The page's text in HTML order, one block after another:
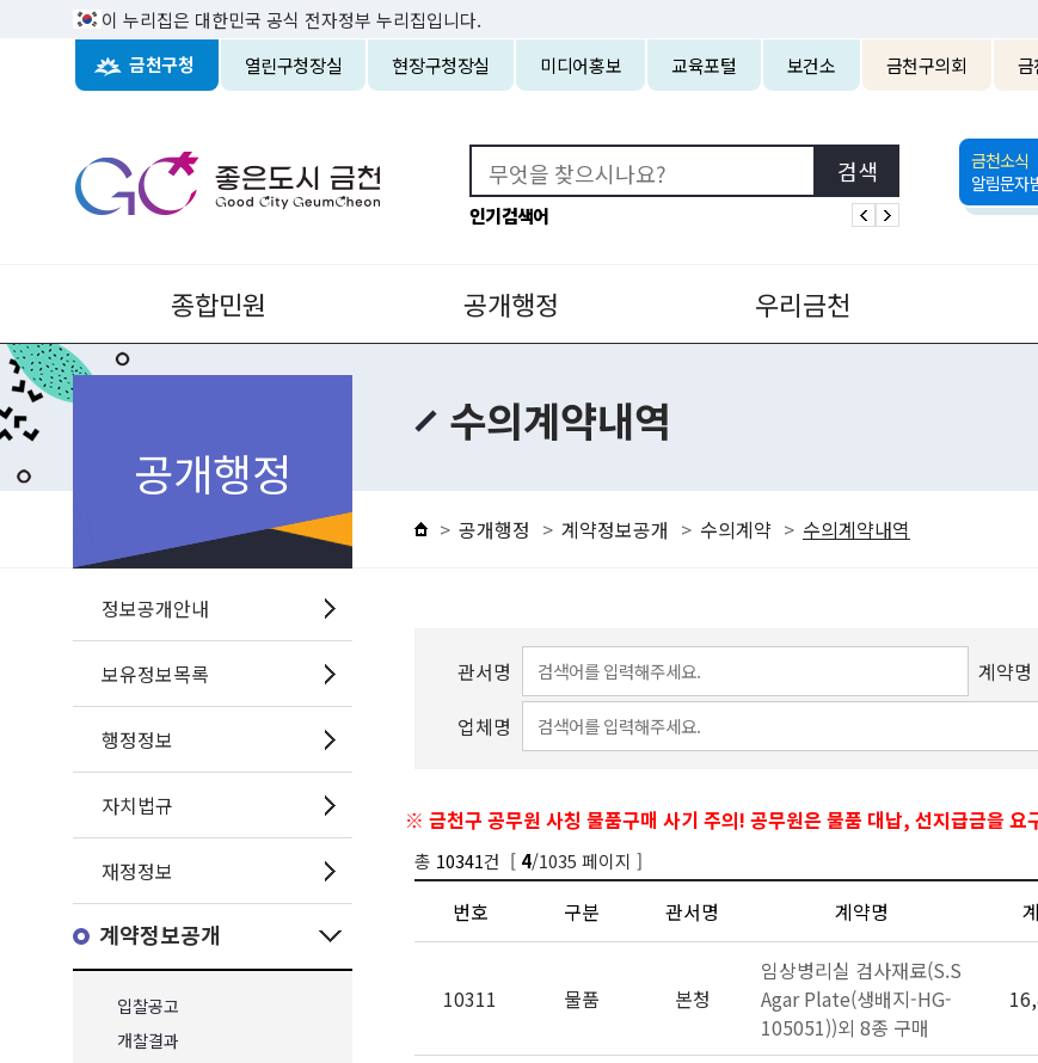
이 누리집은 대한민국 공식 전자정부 누리집입니다.
금천구청 열린구청장실 현장구청장실 미디어홍보 교육포털 보건소 금천구의회 금
인기검색어
금천소식
알림문자
종합민원 공개행정 우리금천
공개행정
정보공개안내
보유정보목록
행정정보
자치법규
재정정보
계약정보공개
입찰공고
개찰결과
수의계약내역
공개행정 계약정보공개 수의계약 수의계약내역
관서명
계약명
업체명
※ 금천구 공무원 사칭 물품구매 사기 주의! 공무원은 물품 대납, 선지급금을 요
총 10341건 [ 4/1035 페이지 ]
번호 구분 관서명 계약명
10311 물품 본청
임상병리실 검사재료(S.S
Agar Plate(생배지-HG-
105051))외 8종 구매